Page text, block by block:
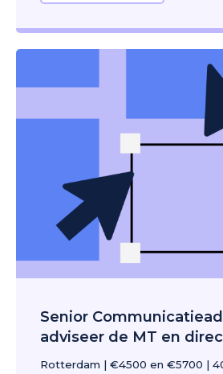
Senior
adviseer de MT en
Rotterdam | €4500 en €5700 |